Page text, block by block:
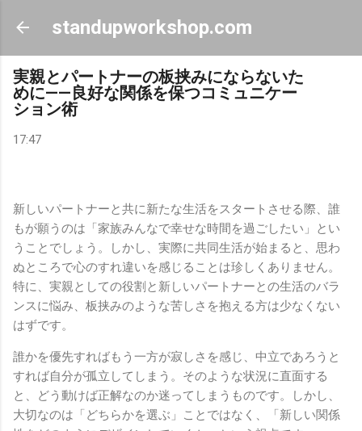
スキップしてメイン コンテンツに移動
standupworkshop.com
実親とパートナーの板挟みにならないた
めに——良好な関係を保つコミュニケー
ション術
17:47
新しいパートナーと共に新たな生活をスタートさせる際、誰
もが願うのは「家族みんなで幸せな時間を過ごしたい」とい
うことでしょう。しかし、実際に共同生活が始まると、思わ
ぬところで心のすれ違いを感じることは珍しくありません。
特に、実親としての役割と新しいパートナーとの生活のバラ
ンスに悩み、板挟みのような苦しさを抱える方は少なくない
はずです。
誰かを優先すればもう一方が寂しさを感じ、中立であろうと
すれば自分が孤立してしまう。そのような状況に直面する
と、どう動けば正解なのか迷ってしまうものです。しかし、
大切なのは「どちらかを選ぶ」ことではなく、「新しい関係